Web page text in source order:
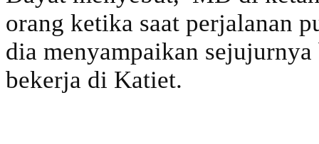
orang ketika saat perjalanan
dia menyampaikan
bekerja di Katiet.